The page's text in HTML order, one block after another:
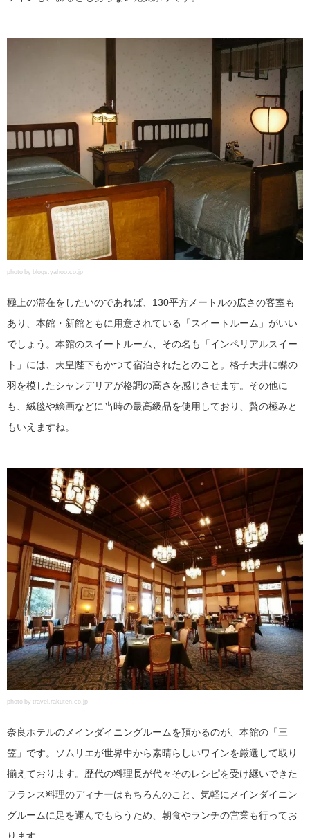
photo by blogs.yahoo.co.jp
極上の滞在をしたいのであれば、130平方メートルの広さの客室も
あり、本館・新館ともに用意されている「スイートルーム」がいい
でしょう。本館のスイートルーム、その名も「インペリアルスイー
ト」には、天皇陛下もかつて宿泊されたとのこと。格子天井に蝶の
羽を模したシャンデリアが格調の高さを感じさせます。その他に
も、絨毯や絵画などに当時の最高級品を使用しており、贅の極みと
もいえますね。
photo by travel.rakuten.co.jp
奈良ホテルのメインダイニングルームを預かるのが、本館の「三
笠」です。ソムリエが世界中から素晴らしいワインを厳選して取り
揃えております。歴代の料理長が代々そのレシピを受け継いできた
フランス料理のディナーはもちろんのこと、気軽にメインダイニン
グルームに足を運んでもらうため、朝食やランチの営業も行ってお
ります。